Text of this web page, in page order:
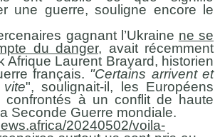
une guerre, souligne encore le
gagnant l’Ukraine ne se
du danger, avait récemment
Afrique Laurent Brayard, historien
français. "Certains arrivent et
", soulignait-il, les Européens
confrontés à un conflit de haute
Seconde Guerre mondiale.
20240502/voila-